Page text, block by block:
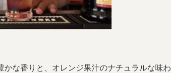
な香りと、オレンジ果汁のナチュラルな味わ